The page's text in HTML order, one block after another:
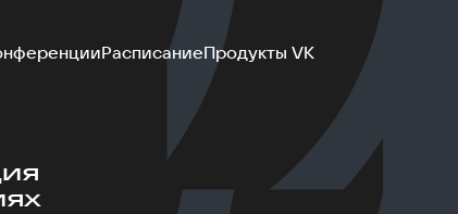
РасписаниеПродукты VK